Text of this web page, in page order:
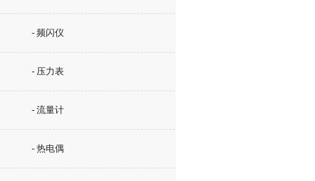
- 频闪仪
- 压力表
- 流量计
- 热电偶